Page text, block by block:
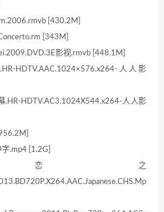
[430.2M]
[343M]
影视.rmvb [448.1M]
HDTV.AAC.1024×576.x264-人人影
.HR-HDTV.AC3.1024X544.x264-人人影
.mp4 [1.2G]
恋之